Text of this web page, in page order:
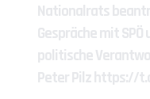
Nationalrats
Gespräche mit SPÖ
politische
Peter Pilzhttps://